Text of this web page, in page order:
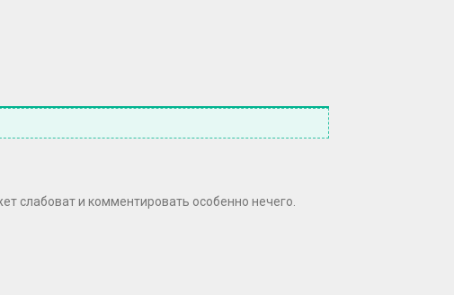
слабоват и комментировать особенно нечего.